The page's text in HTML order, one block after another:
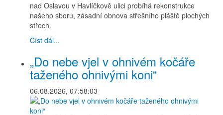
nad Oslavou v Havlíčkově ulici probíhá rekonstrukce
našeho sboru, zásadní obnova střešního pláště plochých
střech.
Číst dál...
„Do nebe vjel v ohnivém kočáře
taženého ohnivými koni“
06.08.2026, 07:58:03